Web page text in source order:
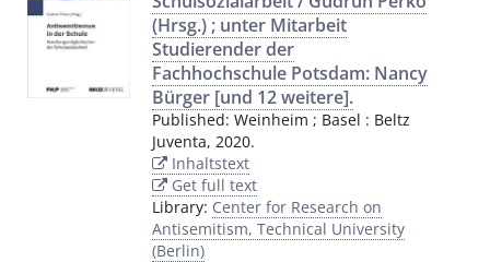
(Hrsg.) ; unter Mitarbeit
Studierender der
Fachhochschule Potsdam: Nancy
Bürger [und 12 weitere].
Published: Weinheim ; Basel : Beltz
Juventa, 2020.
Inhaltstext
Get full text
Library: Center for Research on
Antisemitism, Technical University
(Berlin)